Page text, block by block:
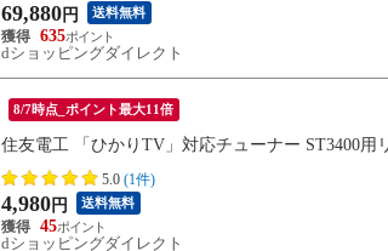
69,880 円 送料無料
635
dショッピングダイレクト
8/7時点_ポイント最大11倍
住友電工 「ひかりTV」対応チューナー ST3400用
5.0 (1件)
4,980 円 送料無料
45
dショッピングダイレクト